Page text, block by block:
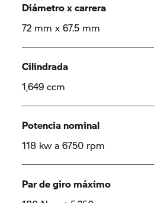
Diámetro x carrera
72 mm x 67.5 mm
Cilindrada
1,649 ccm
Potencia nominal
118 kw a 6750 rpm
Par de giro máximo